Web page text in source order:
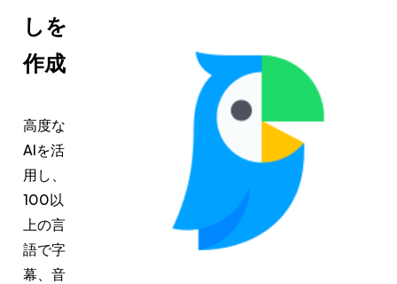
しを
作成
高度な
AIを活
用し、
100以
上の言
語で字
幕、音